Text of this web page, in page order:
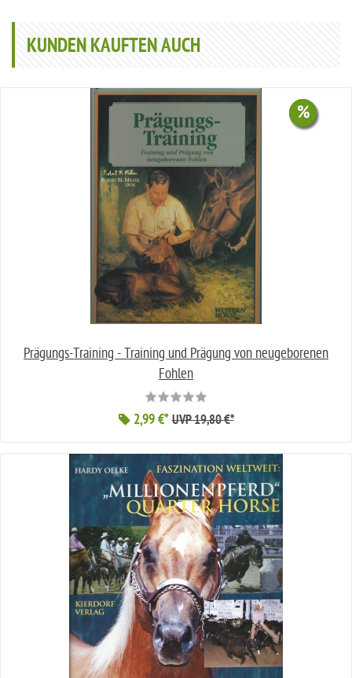
KUNDEN KAUFTEN AUCH
Prägungs-Training - Training und Prägung von neugeborenen
Fohlen
2,99 €*
%
UVP 19,80 €*
%
%
%
%